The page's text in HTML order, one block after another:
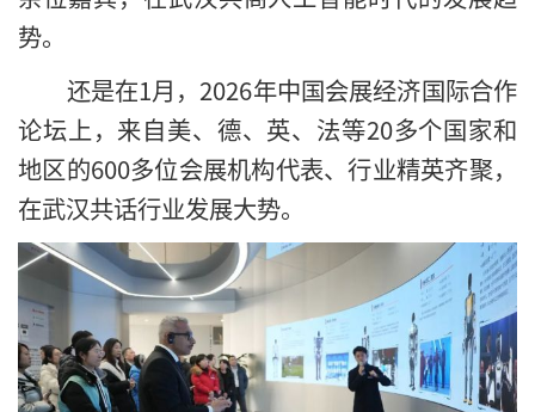
势。
还是在1月，2026年中国会展经济国际合作
论坛上，来自美、德、英、法等20多个国家和
地区的600多位会展机构代表、行业精英齐聚，
在武汉共话行业发展大势。